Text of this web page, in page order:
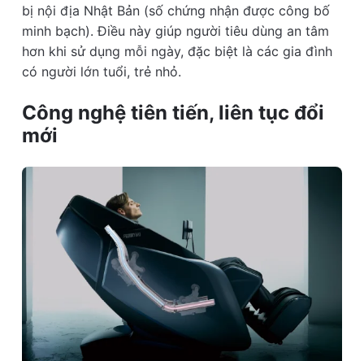
bị nội địa Nhật Bản (số chứng nhận được công bố
minh bạch). Điều này giúp người tiêu dùng an tâm
hơn khi sử dụng mỗi ngày, đặc biệt là các gia đình
có người lớn tuổi, trẻ nhỏ.
Công nghệ tiên tiến, liên tục đổi
mới